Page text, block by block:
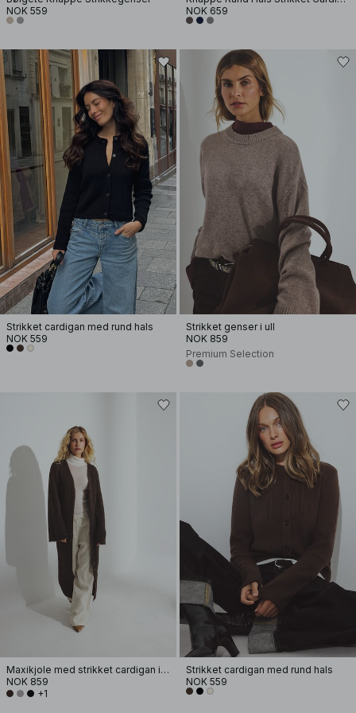
NOK 559
NOK 659
Strikket cardigan med rund hals
NOK 559
Strikket genser i ull
NOK 859
Premium Selection
Maxikjole med strikket cardigan i ullblanding
NOK 859
+1
Strikket cardigan med rund hals
NOK 559